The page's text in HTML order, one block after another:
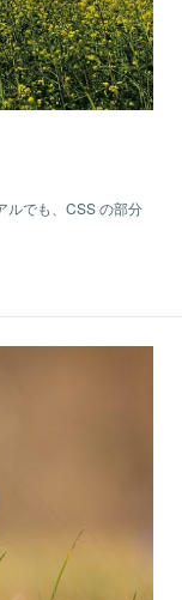
ルでも、CSS の部分